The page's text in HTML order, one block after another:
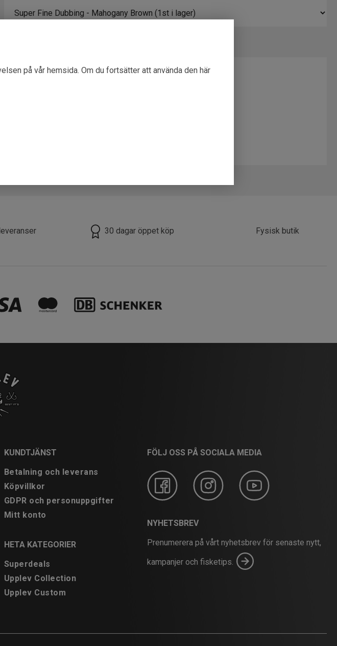
på vår hemsida. Om du fortsätter att använda den här
30 dagar öppet köp Fysisk butik
KUNDTJÄNST
Betalning och leverans
Köpvillkor
GDPR och personuppgifter
Mitt konto
HETA KATEGORIER
Superdeals
Upplev Collection
Upplev Custom
FÖLJ OSS PÅ SOCIALA MEDIA
NYHETSBREV
Prenumerera på vårt nyhetsbrev för senaste nytt,
kampanjer och fisketips.